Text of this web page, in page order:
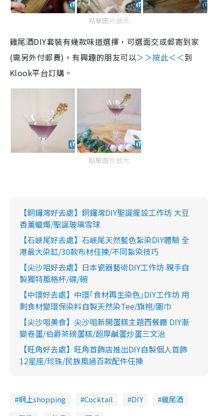
點擊圖片放大
雞尾酒DIY套裝有幾款味道選擇，可選面交或郵寄到家
(需另外付郵費)，有興趣的朋友可以＞＞按此＜＜到
Klook平台訂購。
點擊圖片放大
【銅鑼灣好去處】銅鑼灣DIY聖誕擺設工作坊 大豆
香薰蠟燭/聖誕玻璃雪球
【石峽尾好去處】石峽尾天然藍色紮染DIY體驗 全
港最大染缸/30款布材任揀/不同紮染技巧
【尖沙咀好去處】日本瓷器藝術DIY工作坊 親手自
製獨特風格杯/碟/碗
【中環好去處】中環｢食材再生染色｣DIY工作坊 用
剩食材變環保染料自製天然染Tee/旗袍/圍巾
【尖沙咀美食】尖沙咀新開蛋糕主題西餐廳 DIY漸
變卷蛋/伯爵茶磅蛋糕/超厚鹹蛋炒蛋三文治
【旺角好去處】旺角首飾店推出DIY自製個人首飾
12星座/珍珠/民族風過百款配件任揀
網上shopping Cocktail DIY
雞尾酒